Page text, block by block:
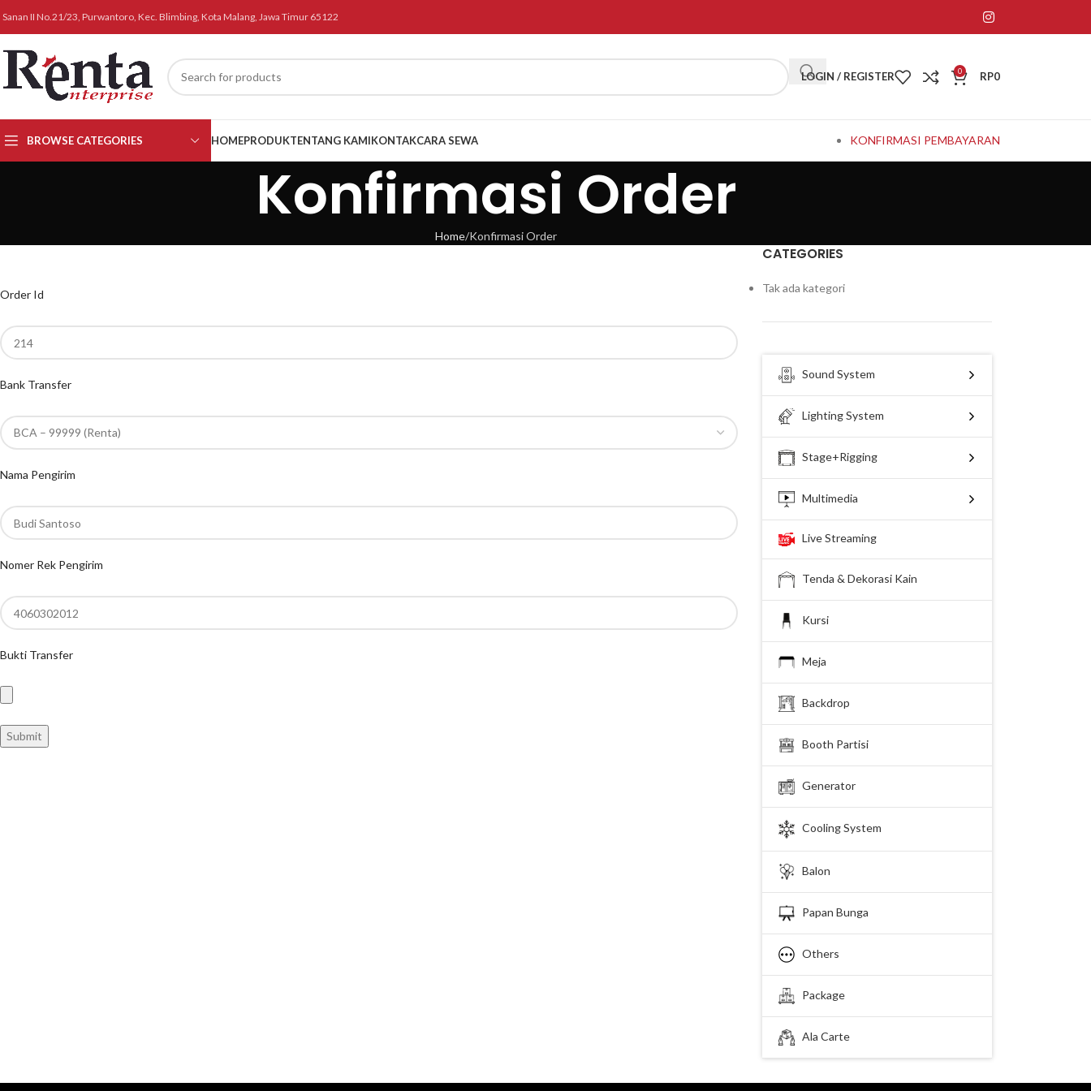
Sanan II No.21/23, Purwantoro, Kec. Blimbing, Kota Malang, Jawa Timur 65122
LOGIN / REGISTER 0 RP0
BROWSE CATEGORIES HOMEPRODUKTENTANG KAMIKONTAKCARA SEWA KONFIRMASI PEMBAYARAN
Konfirmasi Order
Home Konfirmasi Order
Order Id
Bank Transfer
Nama Pengirim
Nomer Rek Pengirim
Bukti Transfer
CATEGORIES
Tak ada kategori
Sound System
Lighting System
Stage+Rigging
Multimedia
Live Streaming
Tenda & Dekorasi Kain
Kursi
Meja
Backdrop
Booth Partisi
Generator
Cooling System
Balon
Papan Bunga
Others
Package
Ala Carte